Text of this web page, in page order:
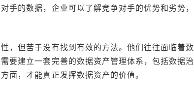
手的数据，企业可以了解竞争对手的优势和劣势，
，但苦于没有找到有效的方法。他们往往面临着数
要建立一套完善的数据资产管理体系，包括数据治
面，才能真正发挥数据资产的价值。